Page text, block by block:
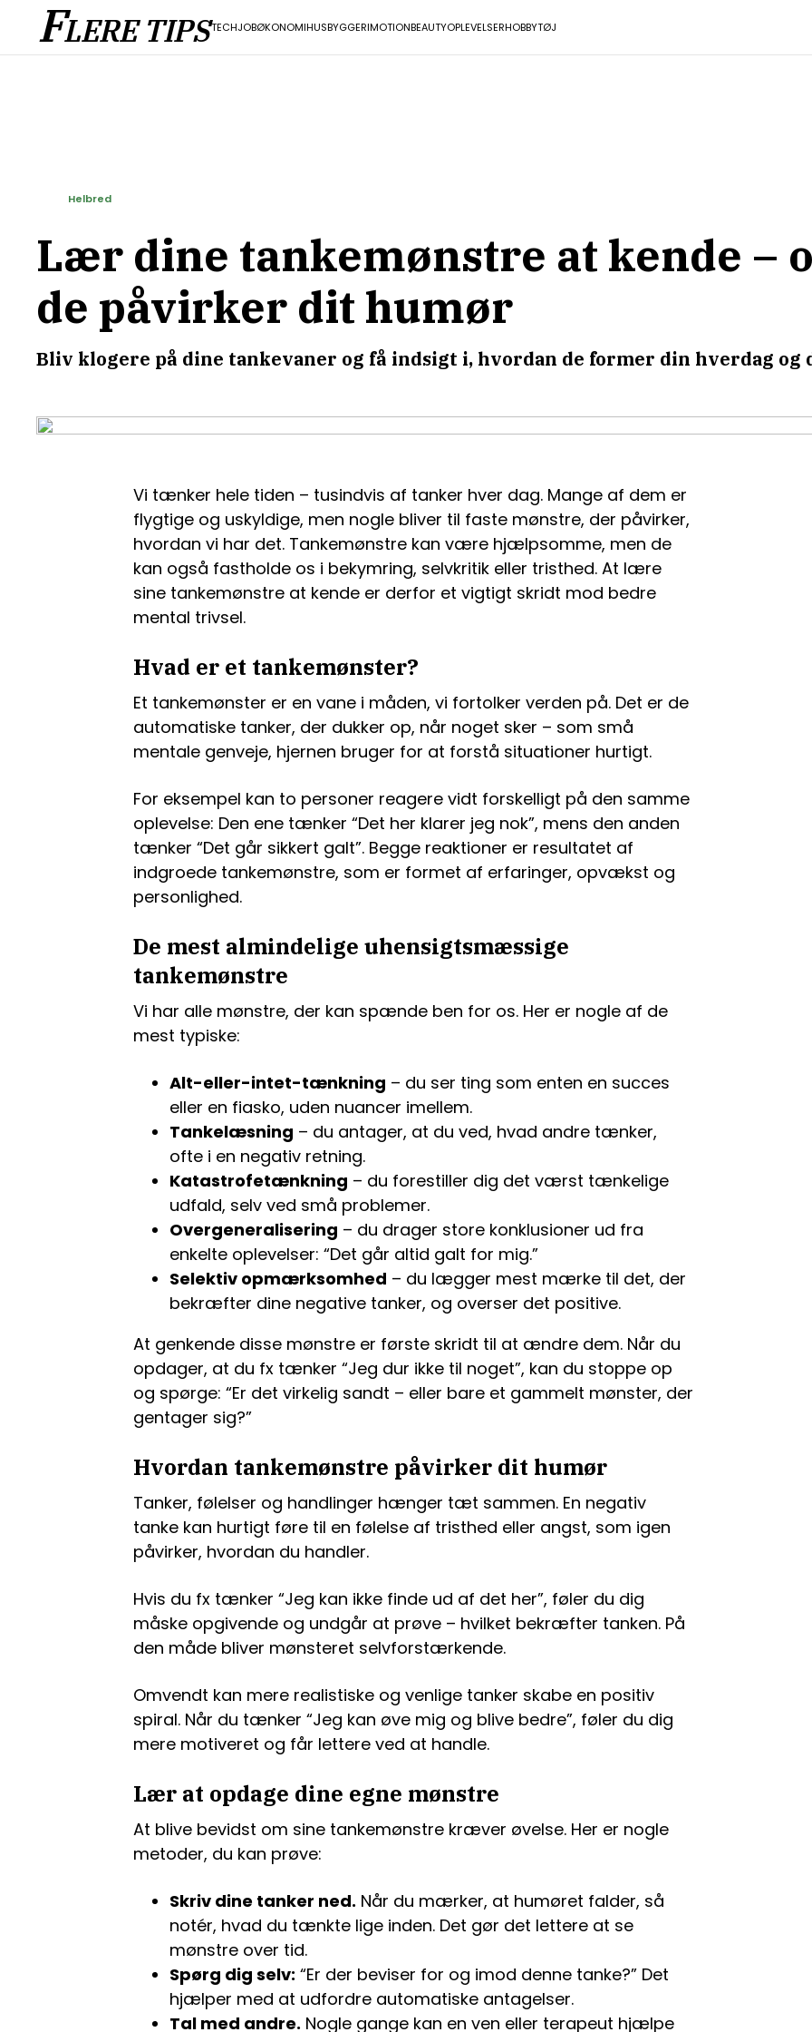
FLERE TIPSTECHJOBØKONOMIHUSBYGGERIMOTIONBEAUTYOPLEVELSERHOBBYTØJ
Lær dine tankemønstre at kende –
de påvirker dit humør
Bliv klogere på dine tankevaner og få indsigt i, hvordan de former din hverdag og
Helbred
Vi tænker hele tiden – tusindvis af tanker hver dag. Mange af dem er
flygtige og uskyldige, men nogle bliver til faste mønstre, der påvirker,
hvordan vi har det. Tankemønstre kan være hjælpsomme, men de
kan også fastholde os i bekymring, selvkritik eller tristhed. At lære
sine tankemønstre at kende er derfor et vigtigt skridt mod bedre
mental trivsel.
Hvad er et tankemønster?
Et tankemønster er en vane i måden, vi fortolker verden på. Det er de
automatiske tanker, der dukker op, når noget sker – som små
mentale genveje, hjernen bruger for at forstå situationer hurtigt.
For eksempel kan to personer reagere vidt forskelligt på den samme
oplevelse: Den ene tænker “Det her klarer jeg nok”, mens den anden
tænker “Det går sikkert galt”. Begge reaktioner er resultatet af
indgroede tankemønstre, som er formet af erfaringer, opvækst og
personlighed.
De mest almindelige uhensigtsmæssige
tankemønstre
Vi har alle mønstre, der kan spænde ben for os. Her er nogle af de
mest typiske:
Alt-eller-intet-tænkning – du ser ting som enten en succes
eller en fiasko, uden nuancer imellem.
Tankelæsning – du antager, at du ved, hvad andre tænker,
ofte i en negativ retning.
Katastrofetænkning – du forestiller dig det værst tænkelige
udfald, selv ved små problemer.
Overgeneralisering – du drager store konklusioner ud fra
enkelte oplevelser: “Det går altid galt for mig.”
Selektiv opmærksomhed – du lægger mest mærke til det, der
bekræfter dine negative tanker, og overser det positive.
At genkende disse mønstre er første skridt til at ændre dem. Når du
opdager, at du fx tænker “Jeg dur ikke til noget”, kan du stoppe op
og spørge: “Er det virkelig sandt – eller bare et gammelt mønster, der
gentager sig?”
Hvordan tankemønstre påvirker dit humør
Tanker, følelser og handlinger hænger tæt sammen. En negativ
tanke kan hurtigt føre til en følelse af tristhed eller angst, som igen
påvirker, hvordan du handler.
Hvis du fx tænker “Jeg kan ikke finde ud af det her”, føler du dig
måske opgivende og undgår at prøve – hvilket bekræfter tanken. På
den måde bliver mønsteret selvforstærkende.
Omvendt kan mere realistiske og venlige tanker skabe en positiv
spiral. Når du tænker “Jeg kan øve mig og blive bedre”, føler du dig
mere motiveret og får lettere ved at handle.
Lær at opdage dine egne mønstre
At blive bevidst om sine tankemønstre kræver øvelse. Her er nogle
metoder, du kan prøve:
Skriv dine tanker ned. Når du mærker, at humøret falder, så
notér, hvad du tænkte lige inden. Det gør det lettere at se
mønstre over tid.
Spørg dig selv: “Er der beviser for og imod denne tanke?” Det
hjælper med at udfordre automatiske antagelser.
Tal med andre. Nogle gange kan en ven eller terapeut hjælpe